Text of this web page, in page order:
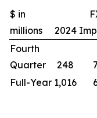
$ in
millions
2024
Fourth
Quarter
248 7
Full-Year 1,016